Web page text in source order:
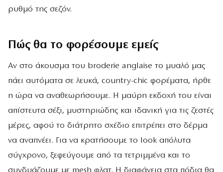
ρυθμό της σεζόν.
Πώς θα το φορέσουμε εμείς
Αν στο άκουσμα του broderie anglaise το μυαλό μας
πάει αυτόματα σε λευκά, country-chic φορέματα, ήρθε
η ώρα να αναθεωρήσουμε. Η μαύρη εκδοχή του είναι
απίστευτα σέξι, μυστηριώδης και ιδανική για τις ζεστές
μέρες, αφού το διάτρητο σχέδιο επιτρέπει στο δέρμα
να αναπνέει. Για να κρατήσουμε το look απόλυτα
σύγχρονο, ξεφεύγουμε από τα τετριμμένα και το